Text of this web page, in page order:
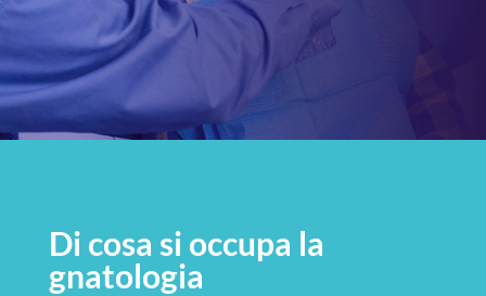
Di cosa si occupa la
gnatologia